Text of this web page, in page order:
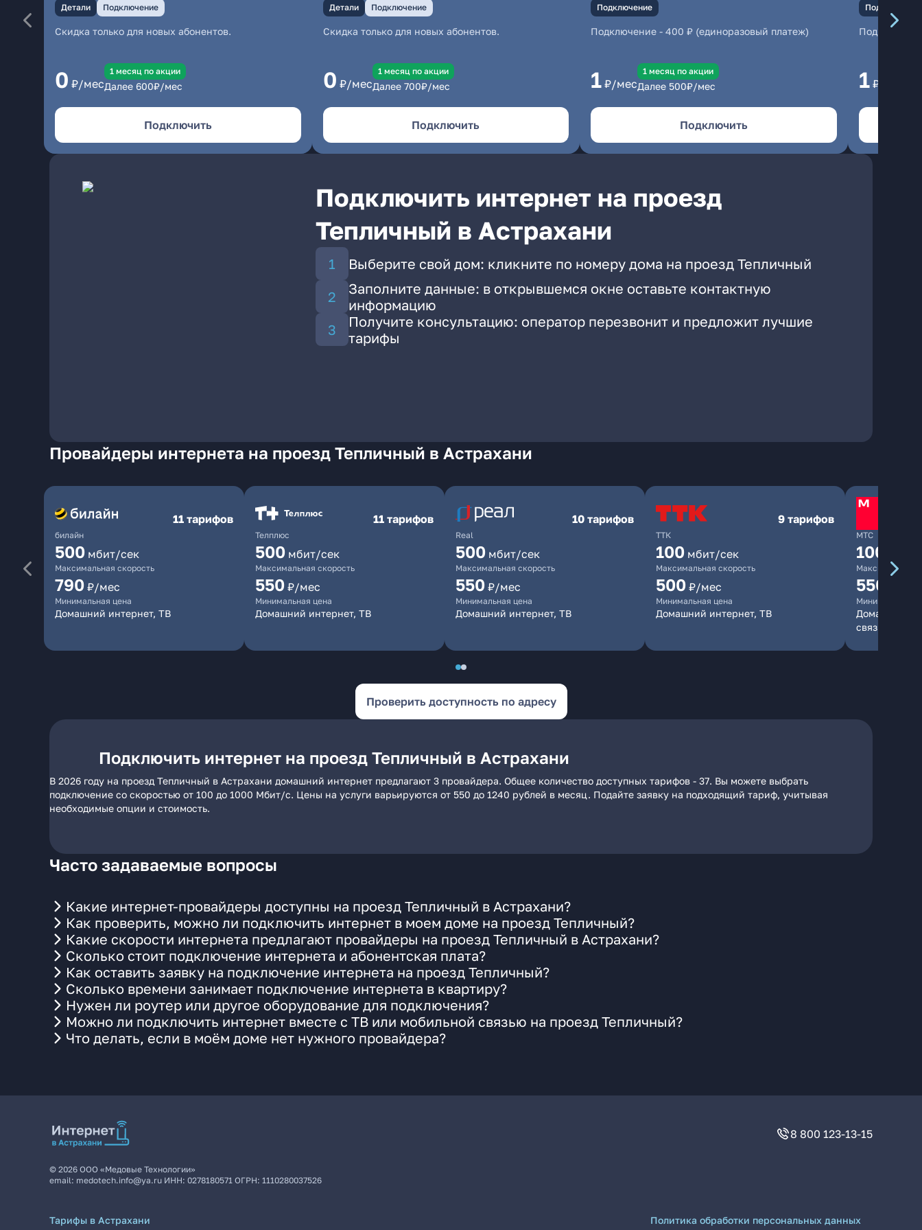
Детали Подключение
Скидка только для новых абонентов.
0 ₽/мес
1 месяц по акции
Далее 600₽/мес
Подключить
Детали Подключение
Скидка только для новых абонентов.
0 ₽/мес
1 месяц по акции
Далее 700₽/мес
Подключить
Подключение
Подключение - 400 ₽ (единоразовый платеж)
1 ₽/мес
1 месяц по акции
Далее 500₽/мес
Подключить
Подключение
1 ₽/мес
Подключить интернет на проезд
Тепличный в Астрахани
Выберите свой дом: кликните по номеру дома на проезд Тепличный
Заполните данные: в открывшемся окне оставьте контактную
информацию
Получите консультацию: оператор перезвонит и предложит лучшие
тарифы
Провайдеры интернета на проезд Тепличный в Астрахани
билайн
11 тарифов
500 мбит/сек
Максимальная скорость
790 ₽/мес
Минимальная цена
Домашний интернет, ТВ
Телплюс
11 тарифов
500 мбит/сек
Максимальная скорость
550 ₽/мес
Минимальная цена
Домашний интернет, ТВ
Real
10 тарифов
500 мбит/сек
Максимальная скорость
550 ₽/мес
Минимальная цена
Домашний интернет, ТВ
ТТК
9 тарифов
100 мбит/сек
Максимальная скорость
500 ₽/мес
Минимальная цена
Домашний интернет, ТВ
МТС
1000
Максимальная
550
Минимальная
Домашний
связь
Проверить доступность по адресу
Подключить интернет на проезд Тепличный в Астрахани
В 2026 году на проезд Тепличный в Астрахани домашний интернет предлагают 3 провайдера. Общее количество доступных тарифов - 37. Вы можете выбрать
подключение со скоростью от 100 до 1000 Мбит/с. Цены на услуги варьируются от 550 до 1240 рублей в месяц. Подайте заявку на подходящий тариф, учитывая
необходимые опции и стоимость.
Часто задаваемые вопросы
Какие интернет-провайдеры доступны на проезд Тепличный в Астрахани?
Как проверить, можно ли подключить интернет в моем доме на проезд Тепличный?
Какие скорости интернета предлагают провайдеры на проезд Тепличный в Астрахани?
Сколько стоит подключение интернета и абонентская плата?
Как оставить заявку на подключение интернета на проезд Тепличный?
Сколько времени занимает подключение интернета в квартиру?
Нужен ли роутер или другое оборудование для подключения?
Можно ли подключить интернет вместе с ТВ или мобильной связью на проезд Тепличный?
Что делать, если в моём доме нет нужного провайдера?
8 800 123-13-15
© 2026 ООО «Медовые Технологии»
email: medotech.info@ya.ru ИНН: 0278180571 ОГРН: 1110280037526
Тарифы в Астрахани
Политика обработки персональных данных